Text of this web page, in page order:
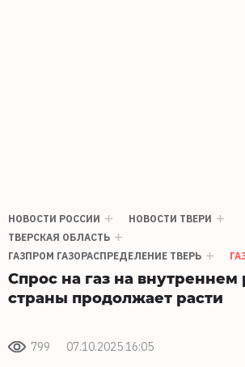
НОВОСТИ РОССИИ
НОВОСТИ ТВЕРИ
ТВЕРСКАЯ ОБЛАСТЬ
ГАЗПРОМ ГАЗОРАСПРЕДЕЛЕНИЕ ТВЕРЬ
Спрос на газ на
страны продолжает расти
799 07.10.2025 16:05